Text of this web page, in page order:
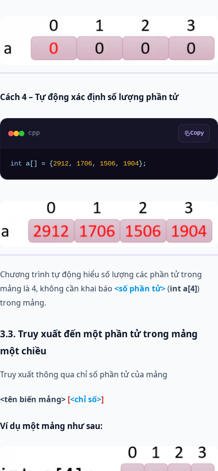
Cách 4 – Tự động xác định số lượng phần tử
cpp Copy
int a[] = { 2912, 1706, 1506, 1904 };
Chương trình tự động hiểu số lượng các phần tử trong
mảng là 4, không cần khai báo <số phần tử>(int a[4])
trong mảng.
3.3. Truy xuất đến một phần tử trong mảng
một chiều
Truy xuất thông qua chỉ số phần tử của mảng
<tên biến mảng> [<chỉ số>]
Ví dụ một mảng như sau: